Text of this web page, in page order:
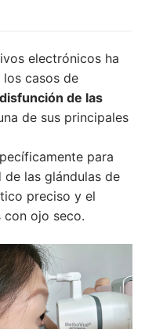
electrónicos ha
casos de
disfunción de las
de sus principales
para
las glándulas de
preciso y el
con ojo seco.